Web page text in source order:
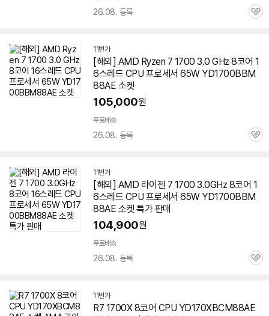
26.08. 등록
관
11번가
[해외] AMD Ryzen 7 1700 3.0 GHz 8코어 1
6스레드 CPU 프로세서 65W YD1700BBM
88AE 소켓
105,000원
무료배송
26.08. 등록
관
11번가
[해외] AMD 라이젠 7 1700 3.0GHz 8코어 1
6스레드 CPU 프로세서 65W YD1700BBM
88AE 소켓 특가 판매
104,900원
무료배송
26.08. 등록
관
11번가
R7 1700X 8코어 CPU YD170XBCM88AE